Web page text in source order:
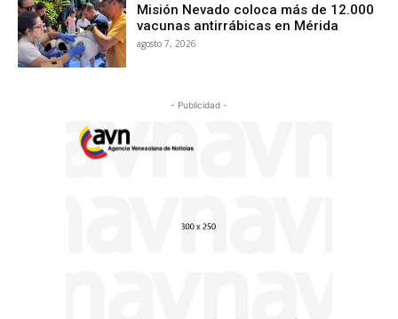
Misión Nevado coloca más de 12.000
vacunas antirrábicas en Mérida
agosto 7, 2026
- Publicidad -